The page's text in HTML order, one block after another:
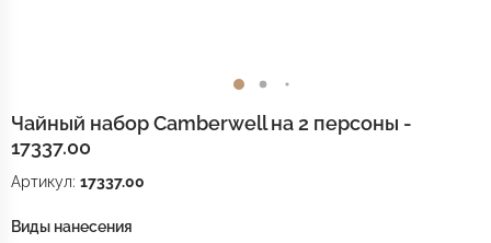
Чайный набор Camberwell на 2 персоны -
17337.00
Артикул: 17337.00
Виды нанесения